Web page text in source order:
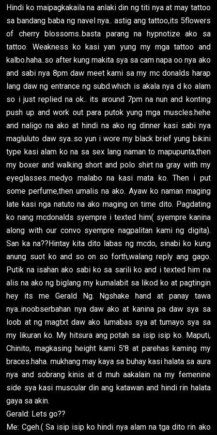
Hindi ko maipagkakaila na anlaki din ng titi nya at may tattoo
sa bandang baba ng navel nya.. astig ang tattoo,its 5flowers
of cherry blossoms..basta parang na hypnotize ako sa
tattoo. Weakness ko kasi yan yung my mga tattoo and
kalbo.haha..so after kung makita sya sa cam napa oo nya ako
and sabi nya 8pm daw meet kami sa my mc donalds harap
lang daw ng entrance ng subd.which is akala nya d ko alam
so i just replied na ok.. its around 7pm na nun and konting
push up and work out para putok yung mga muscles.hehe
and naligo na ako at hindi na ako ng dinner kasi sabi nya
magluluto daw sya..so yun i wore my black brief yung bikini
type kasi alam ko na sa sex lang naman to mapupunta,then
my boxer and walking short and polo shirt na gray with my
eyeglasses..medyo malabo na kasi mata ko. Then i put
some perfume,then umalis na ako. Ayaw ko naman maging
late kasi nga natuto na ako maging on time dito. Pagdating
ko nang mcdonalds syempre i texted him( syempre kanina
along with our convo syempre nagpalitan kami ng digita).
San ka na??Hintay kita dito labas ng mcdo, sinabi ko kung
anung suot ko and so on so forth,walang reply ang gago.
Putik na isahan ako sabi ko sa sarili ko and i texted him na
alis na ako ng biglang my kumalabit sa likod ko at pagtingin
hey its me Gerald Ng. Ngshake hand at panay tawa
nya..inoobserbahan nya daw ako at kanina pa daw sya sa
loob at ng magtxt daw ako lumabas sya at tumayo sya sa
my likuran ko. My hitsura ang potah sa isip isip ko. Maputi,
Chinito, magkasing height kami 5'8 at parehas kaming my
braces.haha. mukhang may kaya sa buhay kasi halata sa aura
nya and sobrang kinis at d muh aakalain na my femenine
side sya kasi muscular din ang katawan and hindi rin halata
gaya sa akin.
Gerald: Lets go??
Me: Cgeh.( Sa isip isip ko hindi nya alam na tga dito rin ako